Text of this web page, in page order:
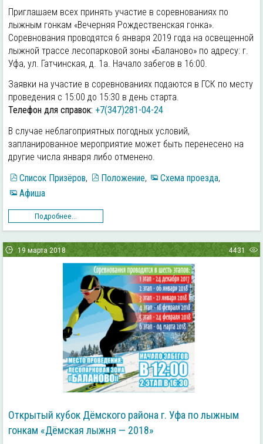
Приглашаем всех принять участие в соревнованиях по
лыжным гонкам «Вечерняя Рождественская гонка».
Соревнования проводятся 6 января 2019 года на освещенной
лыжной трассе лесопарковой зоны «Баланово» по адресу: г.
Уфа, ул. Гатчинская, д. 1а. Начало забегов в 16:00.
Заявки на участие в соревнованиях подаются в ГСК по месту
проведения с 15:00 до 15:30 в день старта.
Телефон для справок: +7(347)281-04-24
В случае неблагоприятных погодных условий,
запланированное мероприятие может быть перенесено на
другие числа января либо отменено.
Список Призёров, Положение, Схема проезда,
Афиша
Подробнее...
19 марта 2018 4431
Открытый кубок Дёмского района г. Уфа по лыжным
гонкам «Дёмская лыжня — 2018»